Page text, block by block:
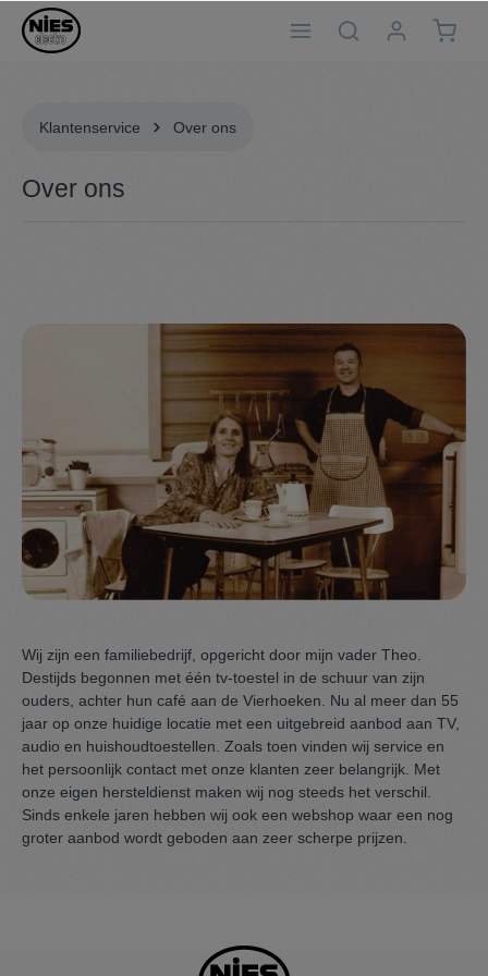
Klantenservice Over ons
Over ons
Wij zijn een familiebedrijf, opgericht door mijn vader Theo.
Destijds begonnen met één tv-toestel in de schuur van zijn
ouders, achter hun café aan de Vierhoeken. Nu al meer dan 55
jaar op onze huidige locatie met een uitgebreid aanbod aan TV,
audio en huishoudtoestellen. Zoals toen vinden wij service en
het persoonlijk contact met onze klanten zeer belangrijk. Met
onze eigen hersteldienst maken wij nog steeds het verschil.
Sinds enkele jaren hebben wij ook een webshop waar een nog
groter aanbod wordt geboden aan zeer scherpe prijzen.